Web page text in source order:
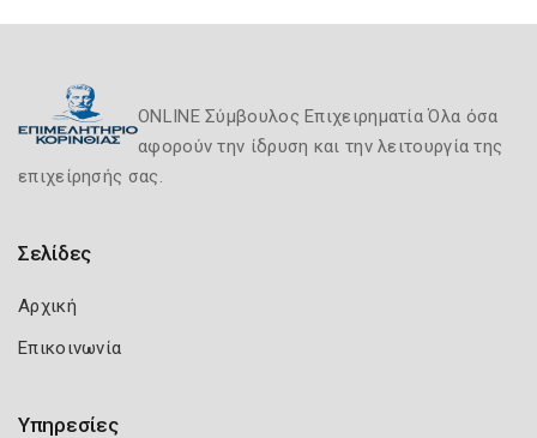
ONLINE Σύμβουλος Επιχειρηματία Όλα όσα
αφορούν την ίδρυση και την λειτουργία της
επιχείρησής σας.
Σελίδες
Αρχική
Επικοινωνία
Υπηρεσίες